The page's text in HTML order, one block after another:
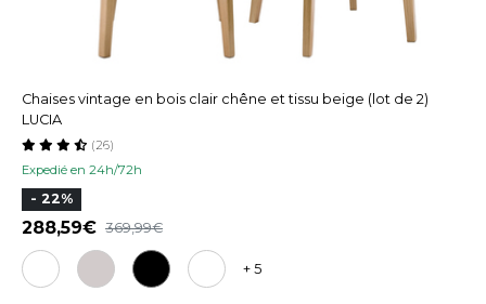
Chaises vintage en bois clair chêne et tissu beige (lot de 2)
LUCIA
Expedié en 24h/72h
(26)
- 22%
288,59 369,99
+ 5